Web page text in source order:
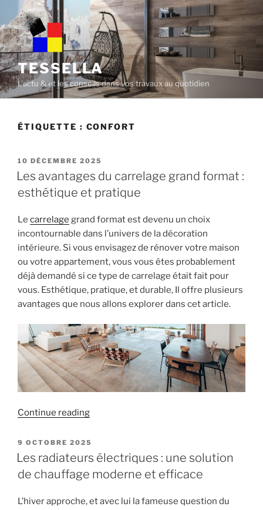
content
TESSELLA
L'actu & et les conseils dans vos travaux au quotidien
ÉTIQUETTE : CONFORT
POSTED
ON
10 DÉCEMBRE 2025
Les avantages du carrelage grand format :
esthétique et pratique
Le carrelage grand format est devenu un choix
incontournable dans l’univers de la décoration
intérieure. Si vous envisagez de rénover votre maison
ou votre appartement, vous vous êtes probablement
déjà demandé si ce type de carrelage était fait pour
vous. Esthétique, pratique, et durable, Il offre plusieurs
avantages que nous allons explorer dans cet article.
Continue reading« Les
du
carrelage
format
POSTED
ON
9 OCTOBRE 2025
Les radiateurs électriques : une solution
de chauffage moderne et efficace
L’hiver approche, et avec lui la fameuse question du